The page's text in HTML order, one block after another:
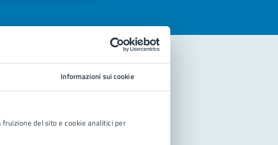
Informazioni sui cookie
del sito e cookie analitici per